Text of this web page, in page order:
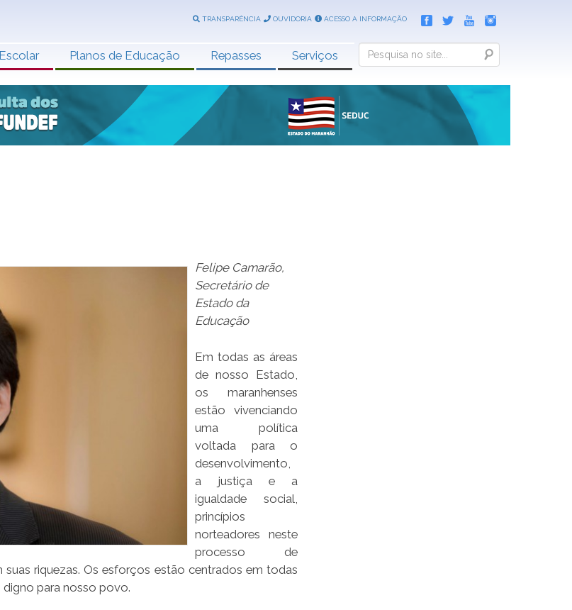
TRANSPARÊNCIA OUVIDORIA ACESSO A INFORMAÇÃO
Planos de Educação Repasses Serviços Search
Felipe Camarão,
Secretário de
Estado da
Educação
Em todas as áreas
de nosso Estado,
os maranhenses
estão vivenciando
uma política
voltada para o
desenvolvimento,
a justiça e a
igualdade social,
princípios
norteadores neste
processo de
riquezas. Os esforços estão centrados em todas
para nosso povo.